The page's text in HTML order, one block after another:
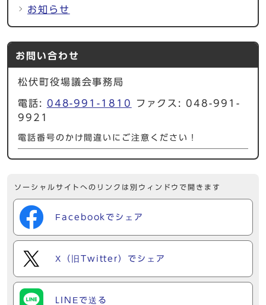
お知らせ
お問い合わせ
松伏町役場議会事務局
電話: 048-991-1810
ファクス: 048-991-
9921
電話番号のかけ間違いにご注意ください！
ソーシャルサイトへのリンクは別ウィンドウで開きます
Facebookでシェア
X（旧Twitter）でシェア
LINEで送る